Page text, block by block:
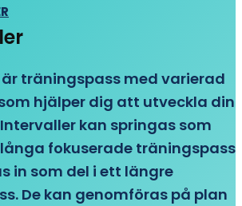
träningspass med varierad
hjälper dig att utveckla din
kan springas som
fokuserade träningspass
in som del i ett längre
De kan genomföras på plan